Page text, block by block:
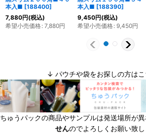
本入■ [188400]
7,880円(税込)
希望小売価格: 7,880円
本入■ [188390]
9,450円(税込)
希望小売価格: 9,450円
↓ パウチや袋をお探しの方は
ちゅうパックの商品やサンプルは発送場所が
せんのでよろしくお願い致し